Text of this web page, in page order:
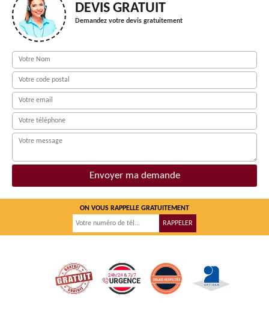
DEVIS GRATUIT
Demandez votre devis gratuitement
ON VOUS RAPPELLE GRATUITEMENT